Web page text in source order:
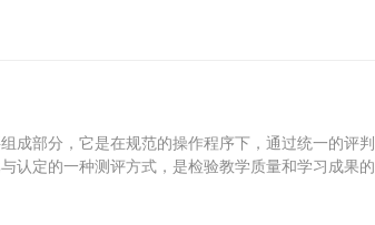
竞争意识，对促进参加考级人员的全面发展具有十分
成部分，它是在规范的操作程序下，通过统一的评判
认定的一种测评方式，是检验教学质量和学习成果的
识和竞争意识，对促进参加考级人员的全面发展具有